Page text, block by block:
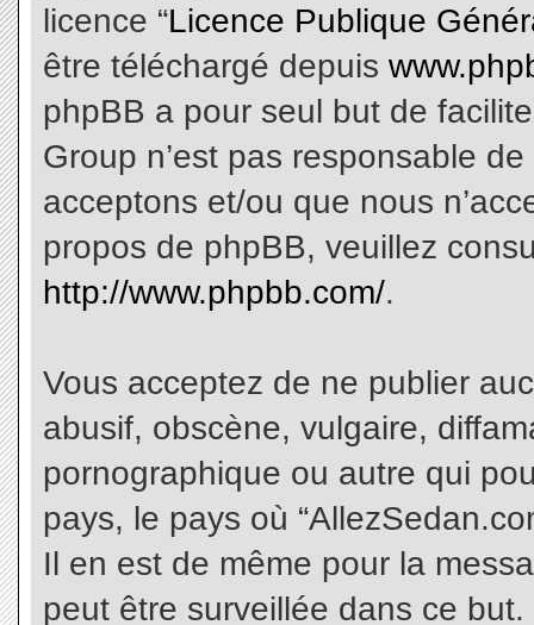
licence “Licence Publique
être téléchargé depuis
phpBB a pour seul but de
Group n’est pas responsable
acceptons et/ou que nous
propos de phpBB, veuillez
http://www.phpbb.com/.
Vous acceptez de ne publier
abusif, obscène, vulgaire,
pornographique ou autre qui
pays, le pays où
Il en est de même pour la
peut être surveillée dans ce